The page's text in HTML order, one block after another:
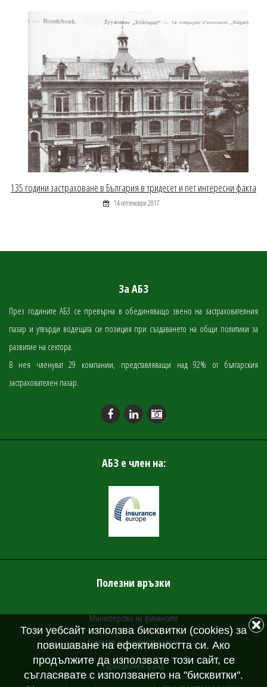
135 години застраховане в България в тридесет и пет интересни факта
14 септември 2017
За АБЗ
През годините АБЗ се превърна в обединяващо звено на застрахователния
пазар и утвърди водещата си позиция при създаването на общи политики за
развитие на сектора.
В нея членуват 29 компании, представляващи над 92% от българския
застрахователен пазар.
АБЗ е член на:
Полезни връзки
Министерство на финансите
Комисия за финансов надзор
Гаранционен фонд
Този уебсайт използва бисквитки (cookies) за
повишаване на ефективността си. Ако
продължите да използвате този сайт, се
съгласявате с използването на "бисквитки".